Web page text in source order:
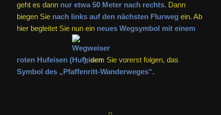
geht es dann nur etwa 50 Meter nach rechts. Dann
biegen Sie nach links auf den nächsten Flurweg ein. Ab
hier begleitet Sie nun ein neues Wegsymbol mit einem
roten Hufeisen ( ),dem Sie vorerst folgen, das
Symbol des „Pfaffenritt-Wanderweges“.